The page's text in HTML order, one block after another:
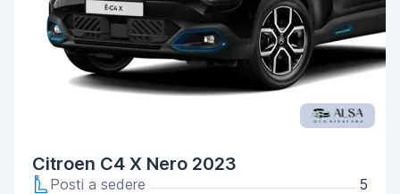
Citroen C4 X Nero 2023
Posti a sedere
5